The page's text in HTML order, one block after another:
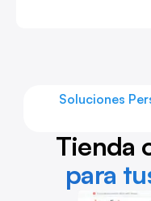
Soluciones
Tienda
para